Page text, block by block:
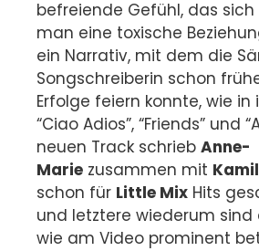
befreiende Gefühl, das
man eine toxische
ein Narrativ, mit dem die
Songschreiberin schon
Erfolge feiern konnte, wie in
“Ciao Adios”, “Friends” und
neuen Track schrieb Anne-
Marie zusammen mit
schon für Little Mix Hits
und letztere wiederum
wie am Video prominent